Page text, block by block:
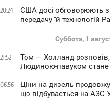
20:24
США досі обговорюють з
передачу їй технологій
Суббота, 1
21:52
Том — Холланд
Людиною-павуком
06:56
Ціни на дизель
що відбувається на АЗС